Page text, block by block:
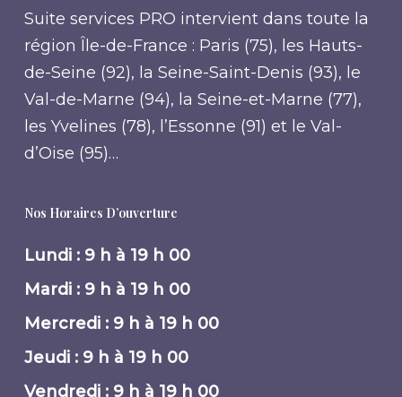
Suite services PRO intervient dans toute la
région Île-de-France : Paris (75), les Hauts-
de-Seine (92), la Seine-Saint-Denis (93), le
Val-de-Marne (94), la Seine-et-Marne (77),
les Yvelines (78), l’Essonne (91) et le Val-
d’Oise (95)…
Nos Horaires D’ouverture
Lundi : 9 h à 19 h 00
Mardi : 9 h à 19 h 00
Mercredi : 9 h à 19 h 00
Jeudi : 9 h à 19 h 00
Vendredi : 9 h à 19 h 00